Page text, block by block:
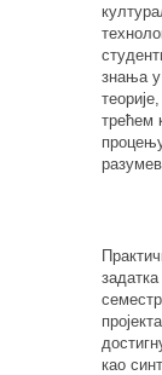
знања у
трећем
као